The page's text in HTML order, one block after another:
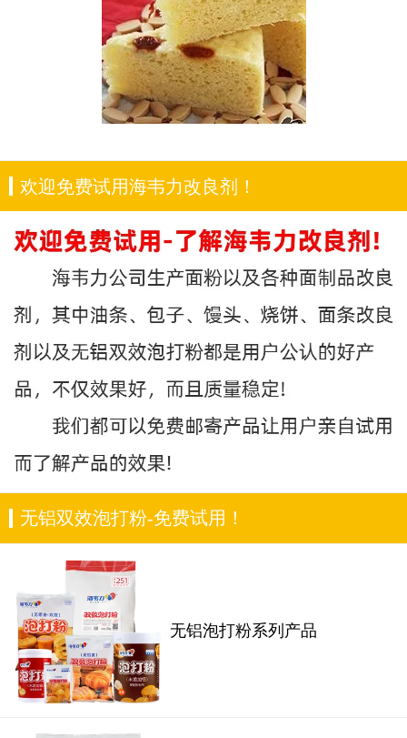
欢迎免费试用海韦力改良剂！
无铝双效泡打粉-免费试用！
无铝泡打粉系列产品